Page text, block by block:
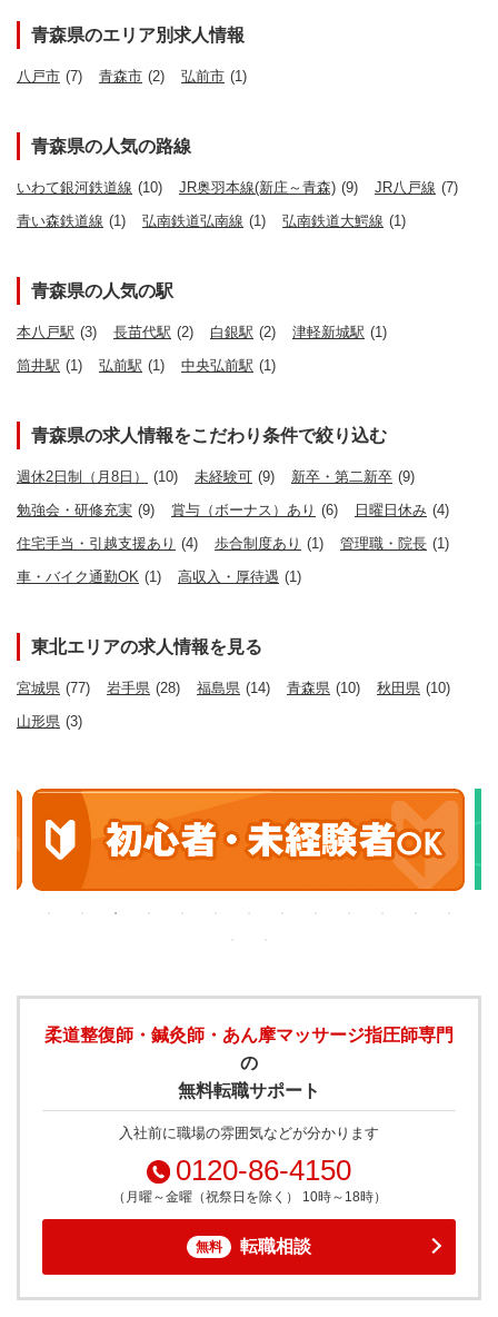
青森県のエリア別求人情報
八戸市 (7) 青森市 (2) 弘前市 (1)
青森県の人気の路線
いわて銀河鉄道線 (10) JR奥羽本線(新庄～青森) (9) JR八戸線 (7)
青い森鉄道線 (1) 弘南鉄道弘南線 (1) 弘南鉄道大鰐線 (1)
青森県の人気の駅
本八戸駅 (3) 長苗代駅 (2) 白銀駅 (2) 津軽新城駅 (1)
筒井駅 (1) 弘前駅 (1) 中央弘前駅 (1)
青森県の求人情報をこだわり条件で絞り込む
週休2日制（月8日） (10) 未経験可 (9) 新卒・第二新卒 (9)
勉強会・研修充実 (9) 賞与（ボーナス）あり (6) 日曜日休み (4)
住宅手当・引越支援あり (4) 歩合制度あり (1) 管理職・院長 (1)
車・バイク通勤OK (1) 高収入・厚待遇 (1)
東北エリアの求人情報を見る
宮城県 (77) 岩手県 (28) 福島県 (14) 青森県 (10) 秋田県 (10)
山形県 (3)
柔道整復師・鍼灸師・あん摩マッサージ指圧師専門
の
無料転職サポート
入社前に職場の雰囲気などが分かります
0120-86-4150
（月曜～金曜（祝祭日を除く） 10時～18時）
無料 転職相談